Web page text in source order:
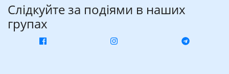
Слідкуйте за подіями в наших
групах